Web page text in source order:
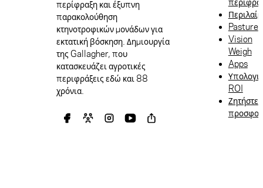
περίφραξη και έξυπνη
παρακολούθηση
κτηνοτροφικών μονάδων για
εκτατική βόσκηση. Δημιουργία
της Gallagher, που
κατασκευάζει αγροτικές
περιφράξεις εδώ και 88
χρόνια.
Pasture
Vision
Weigh
Apps
ROI
Ζητήστε